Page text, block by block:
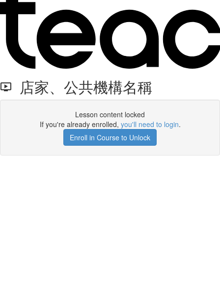
店家、公共機構名稱
Lesson content locked
If you're already enrolled, you'll need to login.
Enroll in Course to Unlock